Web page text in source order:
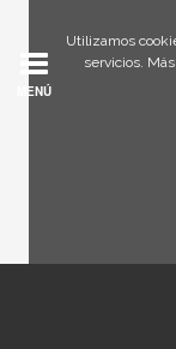
Utilizamos
servicios.
MENÚ